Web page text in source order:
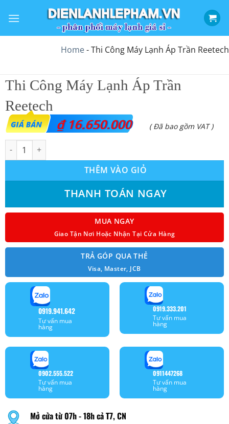
qua
Home-Thi Công Máy Lạnh Áp Trần Reetech
Thi Công Máy Lạnh Áp Trần
Reetech
₫16.650.000
( Đã bao gồm VAT )
Thi Công Máy Lạnh Áp Trần Reetech số lượng
THÊM VÀO GIỎ
THANH TOÁN NGAY
MUA NGAY
Giao Tận Nơi Hoặc Nhận Tại Cửa Hàng
TRẢ GÓP QUA THẺ
Visa, Master, JCB
0919.941.642
Tư vấn mua
hàng
0919.333.201
Tư vấn mua
hàng
0902.555.522
Tư vấn mua
hàng
0911447268
Tư vấn mua
hàng
Mở cửa từ 07h - 18h cả T7, CN